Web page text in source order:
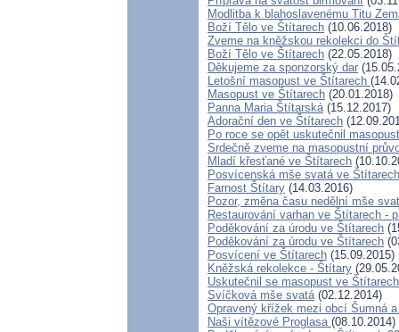
Modlitba k blahoslavenému Titu
Boží Tělo ve Štítarech (10.06.2018)
Zveme na kněžskou rekolekci do
Boží Tělo ve Štítarech (22.05.2018)
Děkujeme za sponzorský dar
Letošní masopust ve Štítarech
Masopust ve Štítarech (20.01.2018)
Panna Maria Štítarská(15.12.2017)
Adorační den ve Štítarech
Po roce se opět uskutečnil
Srdečně zveme na masopustní
Mladí křesťané ve Štítarech
Posvícenská mše svatá ve Štítarech
Farnost Štítary (14.03.2016)
Pozor, změna času nedělní mše
Restaurování varhan ve Štítarech -
Poděkování za úrodu ve Štítarech
Poděkování za úrodu ve Štítarech
Posvícení ve Štítarech (15.09.2015)
Kněžská rekolekce - Štítary
Uskutečnil se masopust ve Štítarech
Svíčková mše svatá(02.12.2014)
Opravený křížek mezi obcí Šumná
Naši vítězové Proglasa (08.10.2014)